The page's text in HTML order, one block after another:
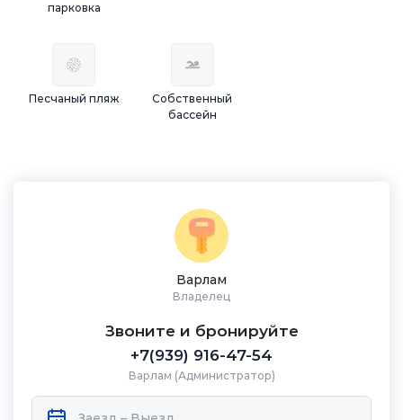
парковка
Песчаный пляж
Собственный
бассейн
Варлам
Владелец
Звоните и бронируйте
+7(939) 916-47-54
Варлам (Администратор)